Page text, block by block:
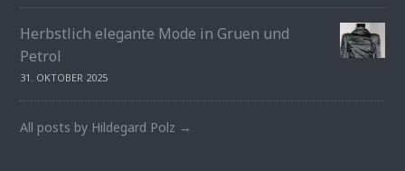
Herbstlich elegante Mode in Gruen und
Petrol
31. OKTOBER 2025
All posts by Hildegard Polz →